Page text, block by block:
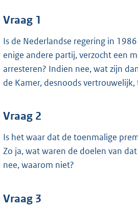
Vraag 1
Is de Nederlandse regering in
enige andere partij, verzocht een
arresteren? Indien nee, wat zijn
de Kamer, desnoods
Vraag 2
Is het waar dat de toenmalige
Zo ja, wat waren de doelen van
nee, waarom niet?
Vraag 3